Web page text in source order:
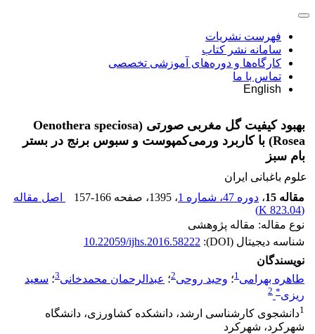
فهرست نشریات
سامانه نشر کتاب
کارگاه‌ها و دوره‌های آموزشی تخصصی
تماس با ما
English
بهبود کیفیت گل مغربی صورتی (Oenothera speciosa
Rosea) با کاربرد ورمی‌کمپوست و سبوس برنج در بستر
بام سبز
علوم باغبانی ایران
مقاله 15
، دوره 47، شماره 1 ، 1395 ، صفحه 157-166
اصل مقاله
(
823.04 K
)
نوع مقاله: مقاله پژوهشی
شناسه دیجیتال (DOI):
10.22059/ijhs.2016.58222
نویسندگان
طاهره بهرامی1؛ وحید روحی2؛ عبدالرحمان محمدخانی3؛ سعید
ریزی*
2
1دانشجوی کارشناسی ارشد، دانشکده کشاورزی، دانشگاه
شهرکرد، شهرکرد